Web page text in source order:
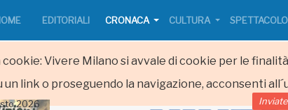
Vivere Milano si avvale di cookie per le
un link o proseguendo la navigazione, acconsenti
EDITORIALI CRONACA CULTURA SPETTACOLO
2026